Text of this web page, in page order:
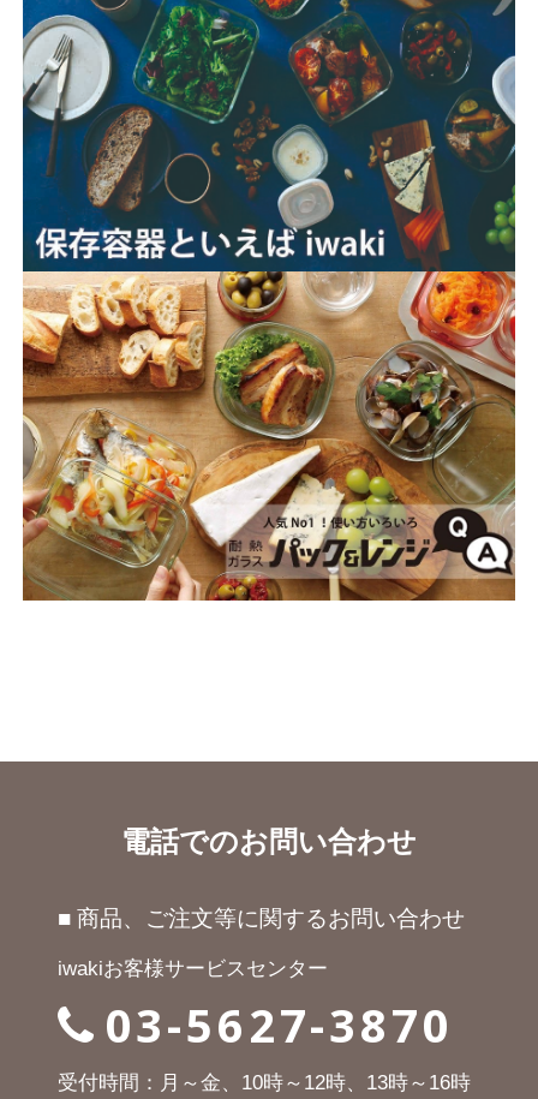
電話でのお問い合わせ
■ 商品、ご注文等に関するお問い合わせ
iwakiお客様サービスセンター
03-5627-3870
受付時間：月～金、10時～12時、13時～16時